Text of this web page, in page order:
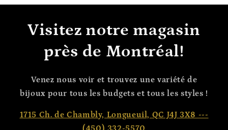
Visitez notre magasin
près de Montréal!
Venez nous voir et trouvez une variété de
bijoux pour tous les budgets et tous les styles !
1715 Ch. de Chambly, Longueuil, QC J4J 3X8 ---